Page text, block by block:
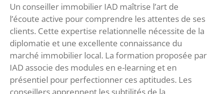
Un conseiller immobilier IAD maîtrise l’art de
l’écoute active pour comprendre les attentes de ses
clients. Cette expertise relationnelle nécessite de la
diplomatie et une excellente connaissance du
marché immobilier local. La formation proposée par
IAD associe des modules en e-learning et en
présentiel pour perfectionner ces aptitudes. Les
conseillers apprennent les subtilités de la